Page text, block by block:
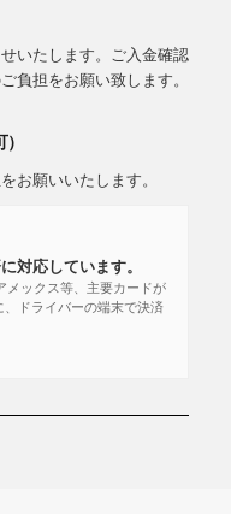
いたします。ご入金確認
負担をお願い致します。
お願いいたします。
対応しています。
メックス等、主要カードが
ドライバーの端末で決済